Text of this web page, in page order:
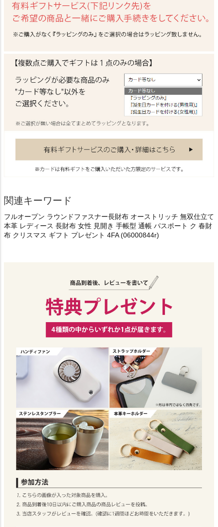
関連キーワード
フルオープン ラウンドファスナー長財布 オーストリッチ 無双仕立て
本革 レディース 長財布 女性 見開き 手帳型 通帳 パスポート ク 春財
布 クリスマス ギフト プレゼント 4FA (06000844r)